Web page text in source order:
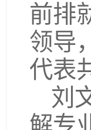
前排
领导
代表
刘